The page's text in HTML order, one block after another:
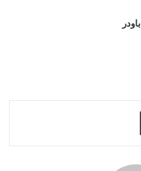
طباعة